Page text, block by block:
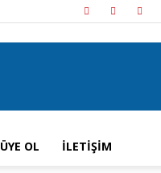
ÜYE OL İLETİŞİM